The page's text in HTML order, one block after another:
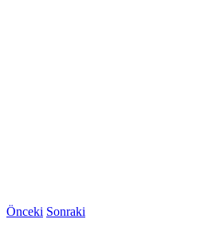
Önceki Sonraki